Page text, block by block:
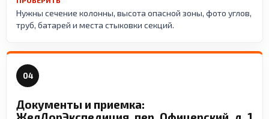
Нужны сечение колонны, высота опасной зоны, фото углов,
труб, батарей и места стыковки секций.
04
Документы и приемка: